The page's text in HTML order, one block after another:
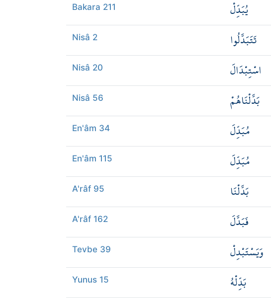
Bakara 211 يُبَدِّلْ
Nisâ 2 تَتَبَدَّلُوا
Nisâ 20 اسْتِبْدَالَ
Nisâ 56 بَدَّلْنَاهُمْ
En'âm 34 مُبَدِّلَ
En'âm 115 مُبَدِّلَ
A'râf 95 بَدَّلْنَا
A'râf 162 فَبَدَّلَ
Tevbe 39 وَيَسْتَبْدِلْ
Yunus 15 بَدِّلْهُ